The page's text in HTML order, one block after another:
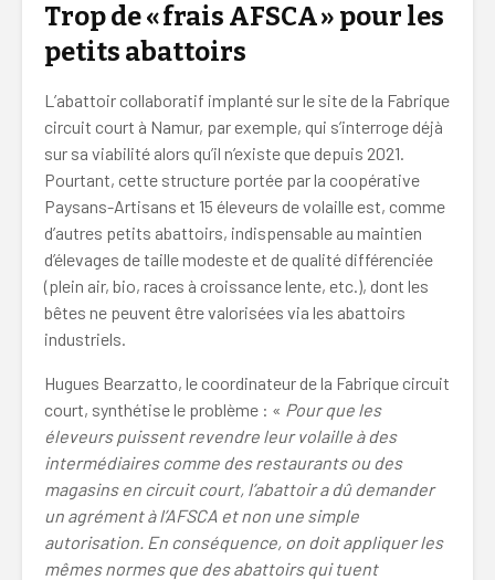
Trop de « frais AFSCA » pour les
petits abattoirs
L’abattoir collaboratif implanté sur le site de la Fabrique
circuit court à Namur, par exemple, qui s’interroge déjà
sur sa viabilité alors qu’il n’existe que depuis 2021.
Pourtant, cette structure portée par la coopérative
Paysans-Artisans et 15 éleveurs de volaille est, comme
d’autres petits abattoirs, indispensable au maintien
d’élevages de taille modeste et de qualité différenciée
(plein air, bio, races à croissance lente, etc.), dont les
bêtes ne peuvent être valorisées via les abattoirs
industriels.
Hugues Bearzatto, le coordinateur de la Fabrique circuit
court, synthétise le problème : « Pour que les
éleveurs puissent revendre leur volaille à des
intermédiaires comme des restaurants ou des
magasins en circuit court, l’abattoir a dû demander
un agrément à l’AFSCA et non une simple
autorisation. En conséquence, on doit appliquer les
mêmes normes que des abattoirs qui tuent